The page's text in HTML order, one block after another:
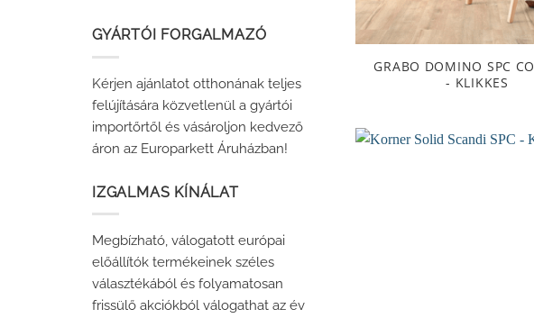
GYÁRTÓI FORGALMAZÓ
Kérjen ajánlatot otthonának teljes
felújítására közvetlenül a gyártói
importőrtől és vásároljon kedvező
áron az Europarkett Áruházban!
IZGALMAS KÍNÁLAT
Megbízható, válogatott európai
előállítók termékeinek széles
választékából és folyamatosan
frissülő akciókból válogathat az év
GRABO DOMINO SPC
- KLIKKES